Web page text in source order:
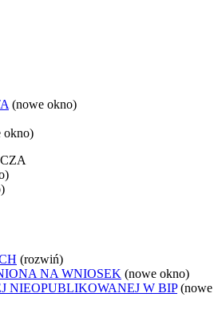
(nowe okno)
okno)
(rozwiń)
NA WNIOSEK (nowe okno)
NIEOPUBLIKOWANEJ W BIP (nowe